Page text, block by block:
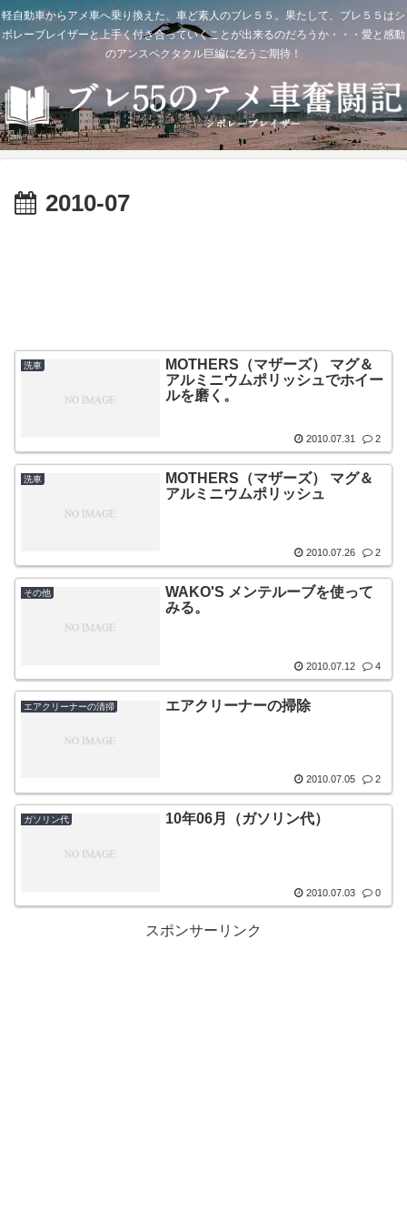
軽自動車からアメ車へ乗り換えた、車ど素人のブレ５５。果たして、ブレ５５はシ
ボレーブレイザーと上手く付き合っていくことが出来るのだろうか・・・愛と感動
のアンスペクタクル巨編に乞うご期待！
2010-07
洗車
MOTHERS（マザーズ） マグ＆
アルミニウムポリッシュでホイー
ルを磨く。
2010.07.31 2
洗車
MOTHERS（マザーズ） マグ＆
アルミニウムポリッシュ
2010.07.26 2
その他
WAKO'S メンテルーブを使って
みる。
2010.07.12 4
エアクリーナーの清掃 エアクリーナーの掃除
2010.07.05 2
ガソリン代 10年06月（ガソリン代）
2010.07.03 0
スポンサーリンク